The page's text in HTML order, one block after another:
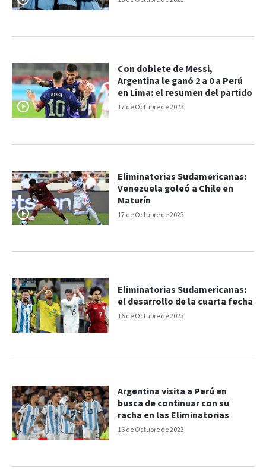
17 de Octubre de 2023
Con doblete de Messi,
Argentina le ganó 2 a 0 a Perú
en Lima: el resumen del partido
17 de Octubre de 2023
Eliminatorias Sudamericanas:
Venezuela goleó a Chile en
Maturín
16 de Octubre de 2023
Eliminatorias Sudamericanas:
el desarrollo de la cuarta fecha
16 de Octubre de 2023
Argentina visita a Perú en
busca de continuar con su
racha en las Eliminatorias